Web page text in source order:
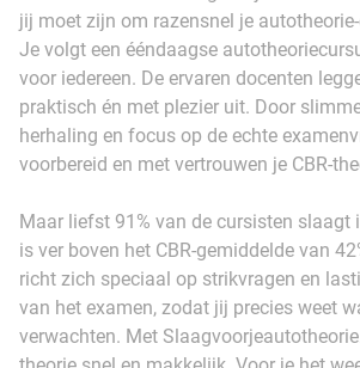
jij moet zijn om razensnel je
Je volgt een ééndaagse
voor iedereen. De ervaren docenten
praktisch én met plezier uit. Door
herhaling en focus op de echte
voorbereid en met vertrouwen je CBR-
Maar liefst 91% van de cursisten slaagt
is ver boven het CBR-gemiddelde van
richt zich speciaal op strikvragen en
van het examen, zodat jij precies weet
verwachten. Met